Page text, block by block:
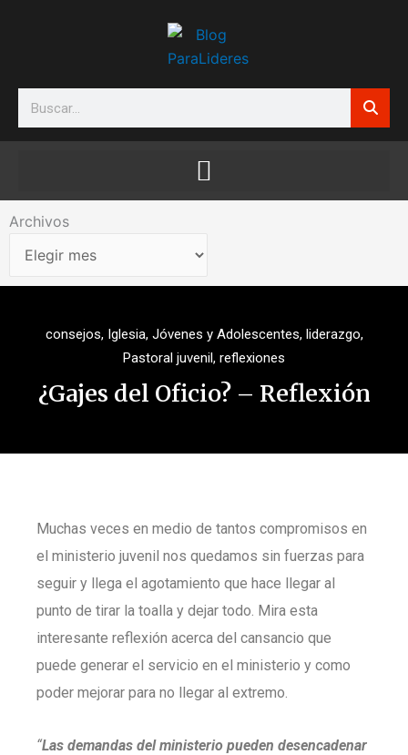
Search
Archivos
Archivos
consejos, Iglesia, Jóvenes y Adolescentes, liderazgo,
Pastoral juvenil, reflexiones
¿Gajes del Oficio? – Reflexión
Muchas veces en medio de tantos compromisos en
el ministerio juvenil nos quedamos sin fuerzas para
seguir y llega el agotamiento que hace llegar al
punto de tirar la toalla y dejar todo. Mira esta
interesante reflexión acerca del cansancio que
puede generar el servicio en el ministerio y como
poder mejorar para no llegar al extremo.
“Las demandas del ministerio pueden desencadenar